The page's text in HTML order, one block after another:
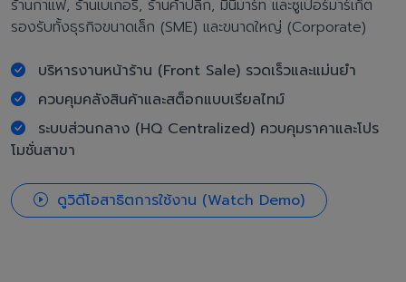
ร้านกาแฟ, ร้านเบเกอรี่, ร้านค้าปลีก, มินิมาร์ท และซูเปอร์มาร์เก็ต
รองรับทั้งธุรกิจขนาดเล็ก (SME) และขนาดใหญ่ (Corporate)
บริหารงานหน้าร้าน (Front Sale) รวดเร็วและแม่นยำ
ควบคุมคลังสินค้าและสต็อกแบบเรียลไทม์
ระบบส่วนกลาง (HQ Centralized) ควบคุมราคาและโปร
โมชั่นสาขา
ดูวิดีโอสาธิตการใช้งาน (Watch Demo)